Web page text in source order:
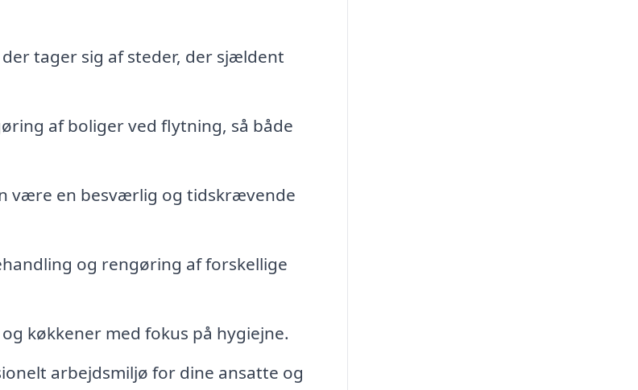
tager sig af steder, der sjældent
af boliger ved flytning, så både
være en besværlig og tidskrævende
og rengøring af forskellige
køkkener med fokus på hygiejne.
arbejdsmiljø for dine ansatte og